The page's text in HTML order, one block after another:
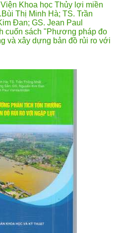
Khoa học Thủy lợi miền
Thị Minh Hà; TS. Trần
Đan; GS. Jean Paul
cuốn sách "Phương pháp đo
và xây dựng bản đồ rủi ro với